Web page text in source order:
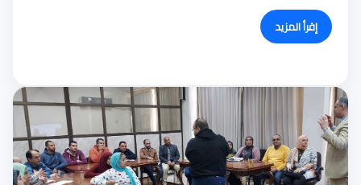
إقرأ المزيد